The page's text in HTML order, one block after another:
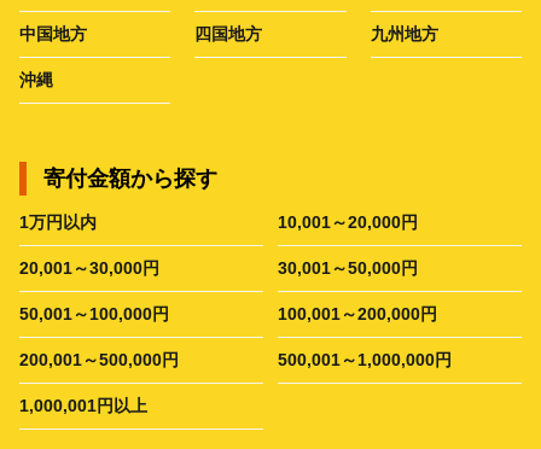
中国地方 四国地方 九州地方
沖縄
寄付金額から探す
1万円以内 10,001～20,000円
20,001～30,000円 30,001～50,000円
50,001～100,000円 100,001～200,000円
200,001～500,000円 500,001～1,000,000円
1,000,001円以上